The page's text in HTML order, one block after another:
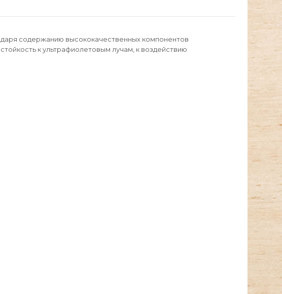
содержанию высококачественных компонентов
к ультрафиолетовым лучам, к воздействию